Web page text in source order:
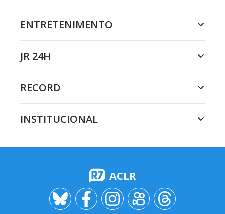
ENTRETENIMENTO
JR 24H
RECORD
INSTITUCIONAL
ACLR